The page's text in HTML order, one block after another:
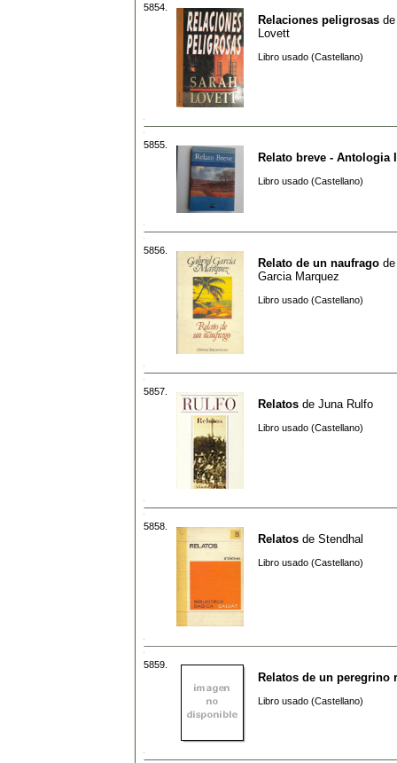
5854.
Relaciones peligrosas
Lovett
Libro usado (Castellano)
5855.
Relato breve - Antologia
Libro usado (Castellano)
5856.
Relato de un naufrago
Garcia Marquez
Libro usado (Castellano)
5857.
Relatos de Juna Rulfo
Libro usado (Castellano)
5858.
Relatos de Stendhal
Libro usado (Castellano)
5859.
Relatos de un peregrino
Libro usado (Castellano)